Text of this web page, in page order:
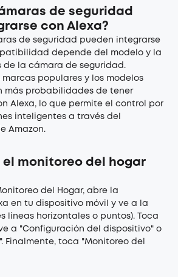
de seguridad
con Alexa?
de seguridad pueden integrarse
depende del modelo y la
de la cámara de seguridad.
marcas populares y los modelos
más probabilidades de tener
Alexa, lo que permite el control por
inteligentes a través del
Amazon.
el monitoreo del hogar
del Hogar, abre la
en tu dispositivo móvil y ve a la
líneas horizontales o puntos). Toca
a "Configuración del dispositivo" o
Finalmente, toca "Monitoreo del